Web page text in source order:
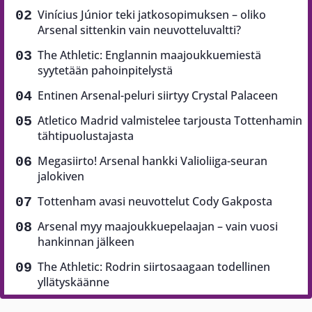
Vinícius Júnior teki jatkosopimuksen – oliko
Arsenal sittenkin vain neuvotteluvaltti?
The Athletic: Englannin maajoukkuemiestä
syytetään pahoinpitelystä
Entinen Arsenal-peluri siirtyy Crystal Palaceen
Atletico Madrid valmistelee tarjousta Tottenhamin
tähtipuolustajasta
Megasiirto! Arsenal hankki Valioliiga-seuran
jalokiven
Tottenham avasi neuvottelut Cody Gakposta
Arsenal myy maajoukkuepelaajan – vain vuosi
hankinnan jälkeen
The Athletic: Rodrin siirtosaagaan todellinen
yllätyskäänne